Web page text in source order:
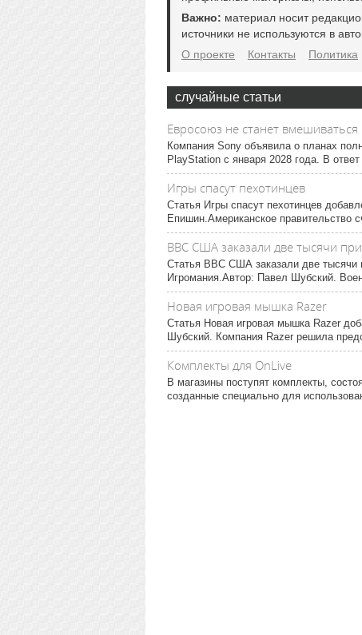
Важно: материал носит
источники не используются в
О проекте
Контакты Политика
случайные статьи
Евросоюз не станет вмешиваться
Компания Sony объявила о планах
PlayStation с января 2028 года. В
Игры спасут пехотинцев
Статья Игры спасут пехотинцев
Епишин.Американское правительство
ВВС США заказали две тысячи
Статья ВВС США заказали две тысячи
Игромания.Автор: Павел Шубский.
Новая игровая мышка Razer
Статья Новая игровая мышка Razer
Шубский. Компания Razer решила
Комплекты для OnLive
В магазины поступят комплекты,
созданные специально для